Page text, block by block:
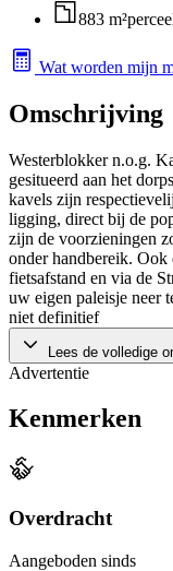
883 m²
Wat worden mijn
Omschrijving
Westerblokker n.o.g.
gesitueerd aan het
kavels zijn
ligging, direct bij de
zijn de voorzieningen
onder handbereik.
fietsafstand en via de
uw eigen paleisje neer
niet definitief
Lees de volledige
Advertentie
Kenmerken
Overdracht
Aangeboden sinds